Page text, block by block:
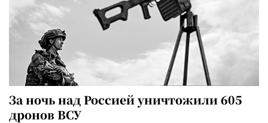
За ночь над Россией уничтожили 605
дронов ВСУ